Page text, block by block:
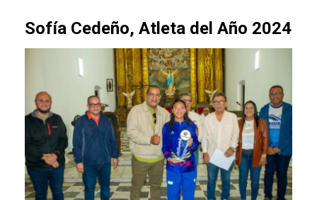
Sofía Cedeño, Atleta del Año 2024